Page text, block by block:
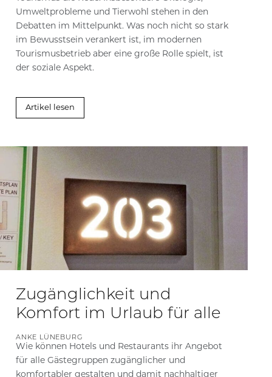
Umweltprobleme und Tierwohl stehen in den
Debatten im Mittelpunkt. Was noch nicht so stark
im Bewusstsein verankert ist, im modernen
Tourismusbetrieb aber eine große Rolle spielt, ist
der soziale Aspekt.
Artikel lesen
Zugänglichkeit und
Komfort im Urlaub für alle
ANKE LÜNEBURG
Wie können Hotels und Restaurants ihr Angebot
für alle Gästegruppen zugänglicher und
komfortabler gestalten und damit nachhaltiger